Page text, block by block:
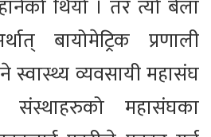
थियो । तर त्यो बेला
बायोमेट्रिक प्रणाली
स्वास्थ्य व्यवसायी महासंघ
संस्थाहरुको महासंघका